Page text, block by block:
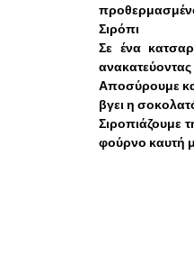
Σιρόπι
Σε ένα
ανακατεύοντας
Αποσύρουμε
βγει η
Σιροπιάζουμε
φούρνο καυτή